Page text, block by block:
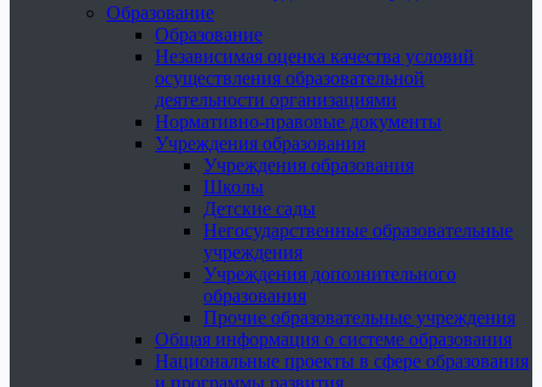
Образование
Образование
Независимая оценка качества условий
осуществления образовательной
деятельности организациями
Нормативно-правовые документы
Учреждения образования
Учреждения образования
Школы
Детские сады
Негосударственные образовательные
учреждения
Учреждения дополнительного
образования
Прочие образовательные учреждения
Общая информация о системе образования
Национальные проекты в сфере образования
и программы развития